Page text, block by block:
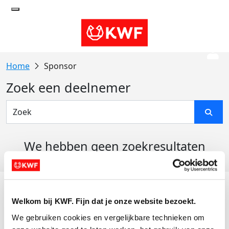
Welkom bij KWF. Fijn dat je onze website bezoekt.
We gebruiken cookies en vergelijkbare technieken om
Sponsor
Zoek een deelnemer
We hebben geen zoekresultaten
Actiematerialen
Evenementen